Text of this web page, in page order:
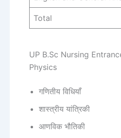
Total
UP B.Sc Nursing
Physics
गणितीय विधियाँ
शास्त्रीय यांत्रिकी
आणविक भौतिकी